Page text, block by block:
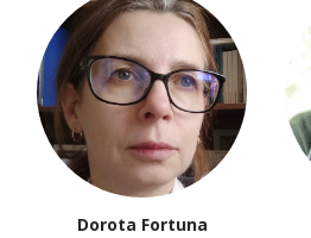
Dorota Fortuna